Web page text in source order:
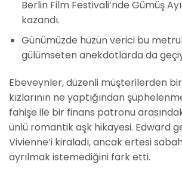
Berlin Film Festivali’nde Gümüş
kazandı.
Günümüzde hüzün verici bu
gülümseten anekdotlarda da
Ebeveynler, düzenli müşterilerden
kızlarının ne yaptığından
fahişe ile bir finans patronu
ünlü romantik aşk hikayesi. Edward
Vivienne’i kiraladı, ancak ertesi
ayrılmak istemediğini fark etti.